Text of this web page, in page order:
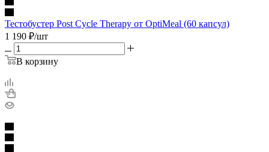
Тестобустер Post Cycle Therapy от OptiMeal (60 капсул)
1 190 ₽/шт
В корзину